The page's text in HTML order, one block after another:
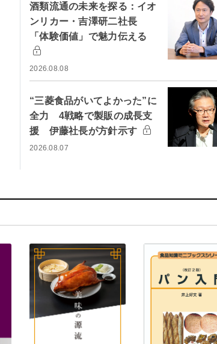
酒類流通の未来を探る：イオ
ンリカー・吉澤研二社長
「体験価値」で魅力伝える
2026.08.08
“三菱食品がいてよかった”に
全力 4戦略で製販の成長支
援 伊藤社長が方針示す
2026.08.07